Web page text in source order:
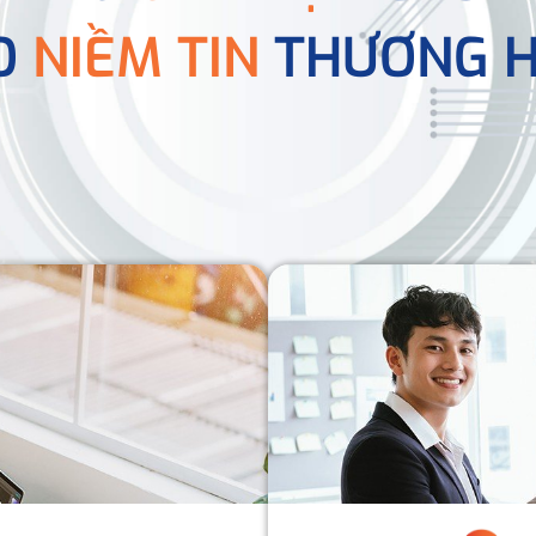
NIỀM TIN THƯƠNG